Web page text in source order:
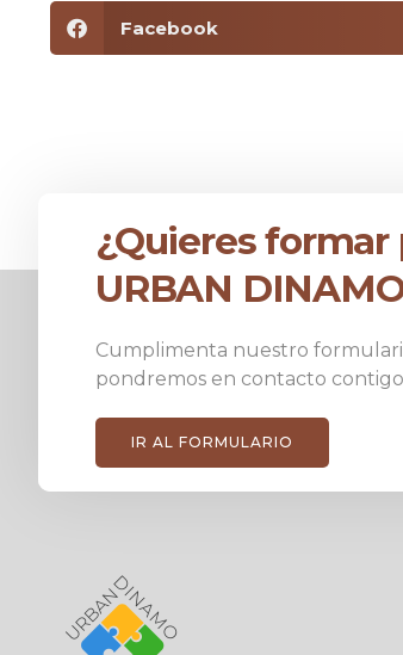
Facebook
¿Quieres formar
URBAN
Cumplimenta nuestro
pondremos en contacto
IR AL FORMULARIO